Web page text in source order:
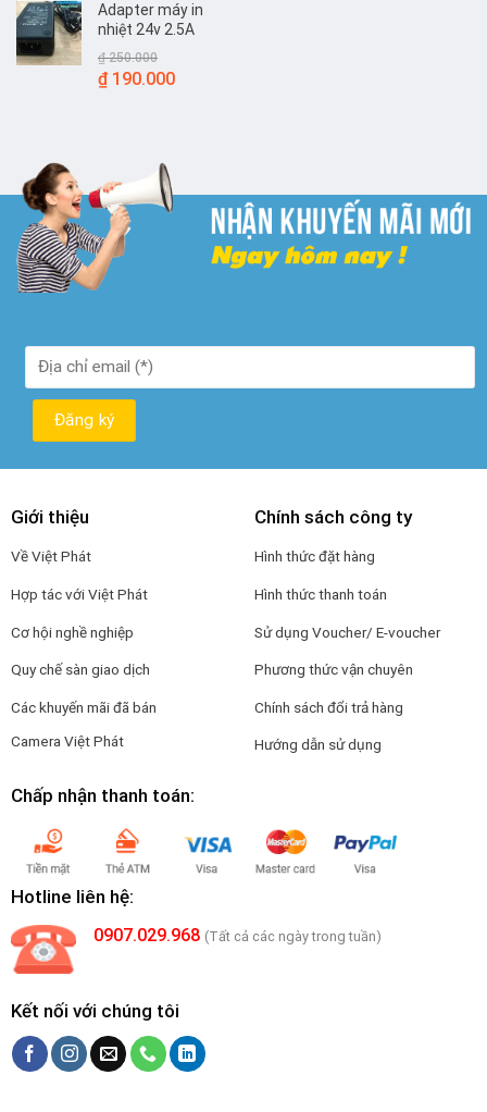
là:
₫ 100.000.
tại
là:
Adapter máy in
nhiệt 24v 2.5A
₫250.000
Giá
₫190.000Giá
Giới thiệu
Về Việt Phát
Hợp tác với Việt Phát
Cơ hội nghề nghiệp
Quy chế sàn giao dịch
Các khuyến mãi đã bán
Camera Việt Phát
Chính sách công ty
Hình thức đặt hàng
Hình thức thanh toán
Sử dụng Voucher/ E-voucher
Phương thức vận chuyên
Chính sách đổi trả hàng
Hướng dẫn sử dụng
Chấp nhận thanh toán:
Hotline liên hệ:
0907.029.968 (Tất cả các ngày trong tuần)
Kết nối với chúng tôi